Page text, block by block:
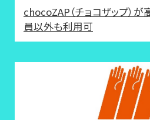
chocoZAP（チョコザップ）
員以外も利用可